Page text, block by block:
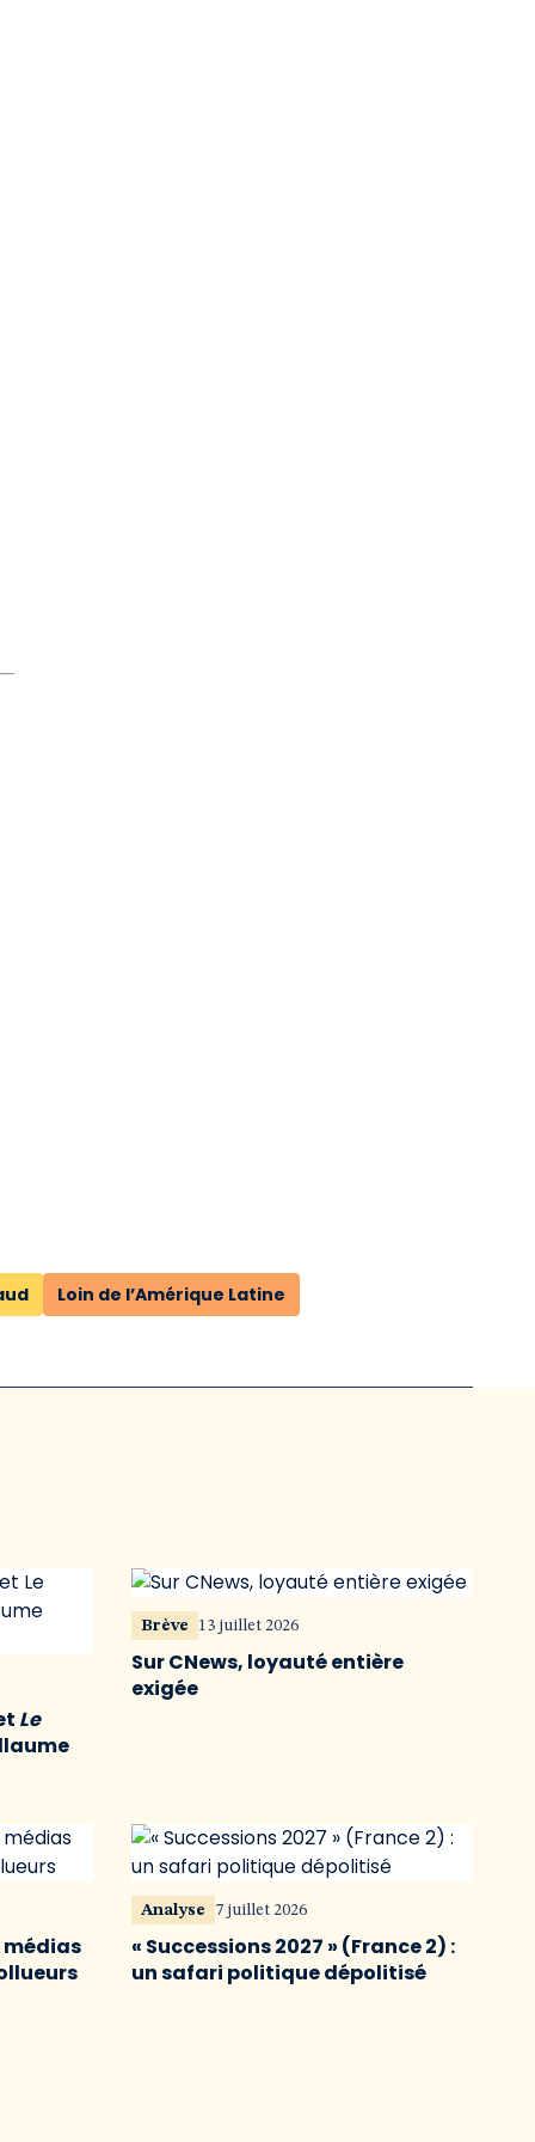
Loin de l’Amérique Latine
Le
Brève 13 juillet 2026
Sur CNews, loyauté entière
exigée
médias
Analyse 7 juillet 2026
« Successions 2027 » (France 2) :
un safari politique dépolitisé